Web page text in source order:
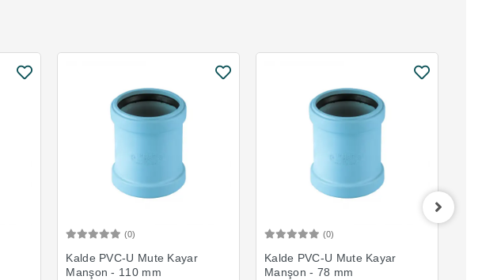
(0)
Kalde PVC-U Mute Kayar
Manşon - 110 mm
(0)
Kalde PVC-U Mute Kayar
Manşon - 78 mm